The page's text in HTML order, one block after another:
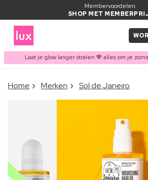
Membervoordelen:
SHOP MET
Laat je glow langer stralen 🤎 alles om je
ITEM TOEGEVOEGD AAN
WINKELMAND
Home Merken Sol de Janeiro